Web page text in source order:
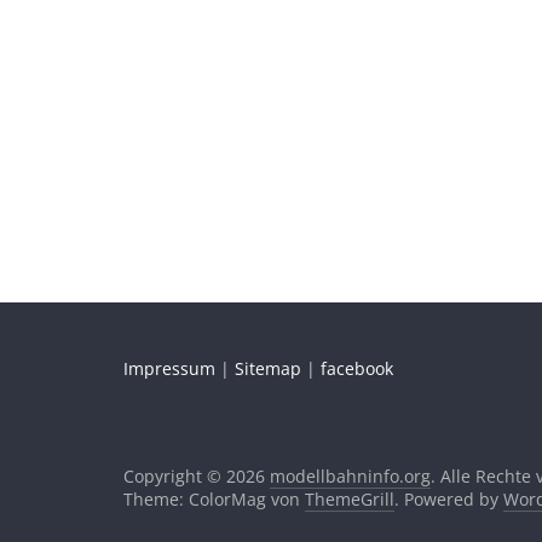
Impressum | Sitemap | facebook
Copyright © 2026 modellbahninfo.org. Alle Rechte
Theme: ColorMag von ThemeGrill. Powered by